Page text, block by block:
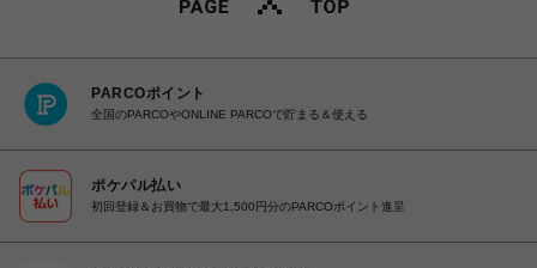
PARCOポイント
全国のPARCOやONLINE PARCOで貯まる＆使える
ポケパル払い
初回登録＆お買物で最大1,500円分のPARCOポイント進呈